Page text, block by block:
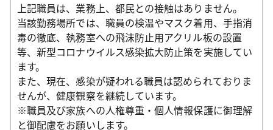
上記職員は、業務上、都民との接触はありません。
当該勤務場所では、職員の検温やマスク着用、手指消
毒の徹底、執務室への飛沫防止用アクリル板の設置
等、新型コロナウイルス感染拡大防止策を実施してい
ます。
また、現在、感染が疑われる職員は認められておりま
せんが、健康観察を継続しています。
※職員及び家族への人権尊重・個人情報保護に御理解
と御配慮をお願いします。